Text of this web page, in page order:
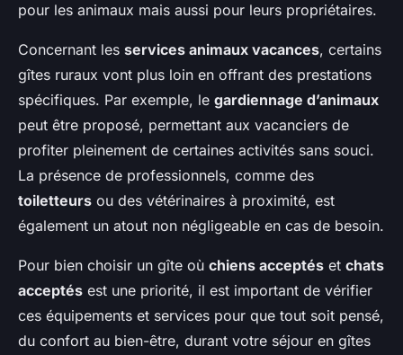
pour les animaux mais aussi pour leurs propriétaires.
Concernant les services animaux vacances, certains
gîtes ruraux vont plus loin en offrant des prestations
spécifiques. Par exemple, le gardiennage d’animaux
peut être proposé, permettant aux vacanciers de
profiter pleinement de certaines activités sans souci.
La présence de professionnels, comme des
toiletteurs ou des vétérinaires à proximité, est
également un atout non négligeable en cas de besoin.
Pour bien choisir un gîte où chiens acceptés et chats
acceptés est une priorité, il est important de vérifier
ces équipements et services pour que tout soit pensé,
du confort au bien-être, durant votre séjour en gîtes